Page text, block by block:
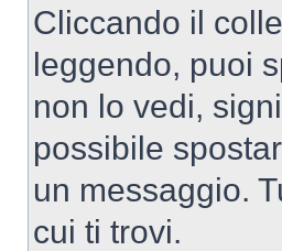
Cliccando il
leggendo, puoi
non lo vedi,
possibile
un messaggio.
cui ti trovi.